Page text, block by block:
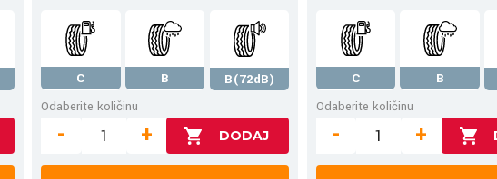
C B
B(72dB)
Odaberite količinu
- +
C
B
Odaberite količinu
- +